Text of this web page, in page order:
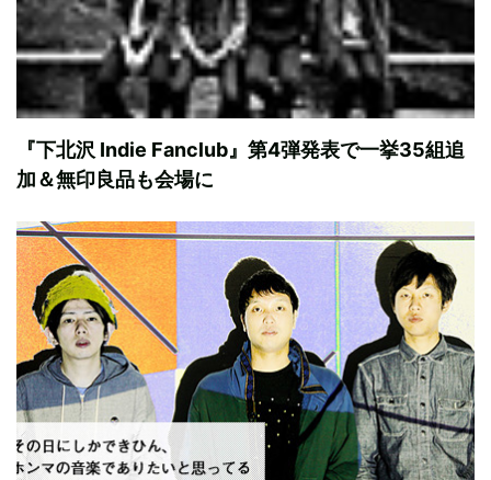
『下北沢 Indie Fanclub』第4弾発表で一挙35組追
加＆無印良品も会場に